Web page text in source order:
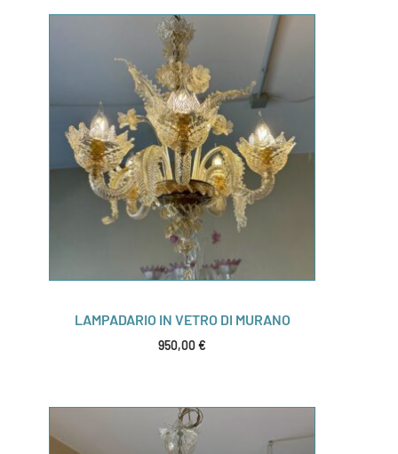
LAMPADARIO IN VETRO DI MURANO
950,00€